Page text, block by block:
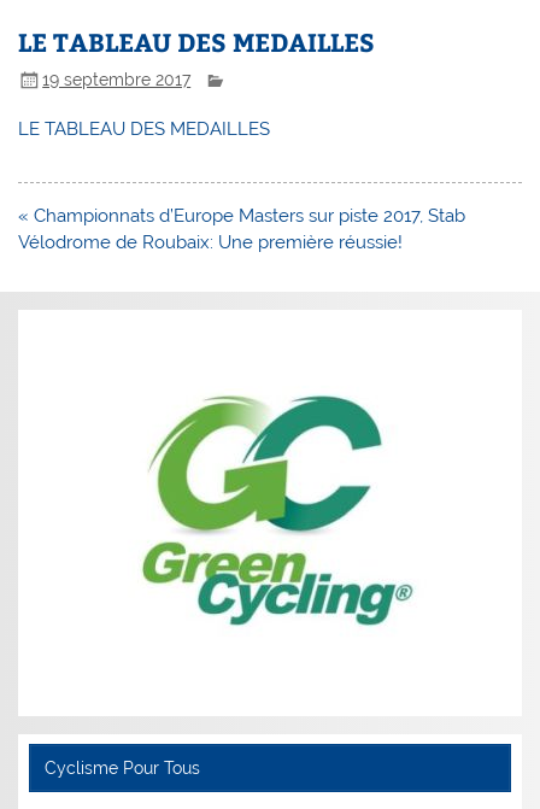
LE TABLEAU DES MEDAILLES
19 septembre 2017
LE TABLEAU DES MEDAILLES
Navigation
de
« Championnats d’Europe Masters sur piste 2017, Stab
Vélodrome de Roubaix: Une première réussie!
Cyclisme Pour Tous